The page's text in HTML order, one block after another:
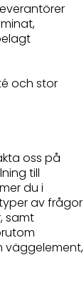
och stor
oss på
till
du i
av frågor
samt
väggelement,